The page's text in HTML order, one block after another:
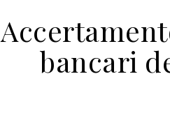
bancari